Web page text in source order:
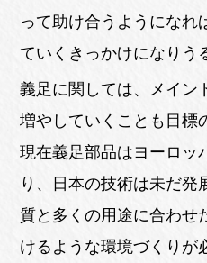
って助け合うようになれ
ていくきっかけになりう
義足に関しては、メイン
増やしていくことも目標
現在義足部品はヨーロッ
り、日本の技術は未だ発
質と多くの用途に合わせ
けるような環境づくりが